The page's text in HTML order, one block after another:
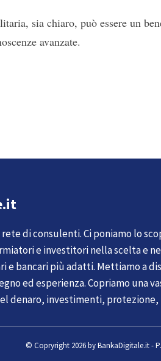
sia chiaro, può essere un
avanzate.
di consulenti. Ci poniamo lo
e investitori nella scelta e
e bancari più adatti. Mettiamo a
ed esperienza. Copriamo una
denaro, investimenti, protezione,
© Copryright 2026 byBankaDigitale.it-